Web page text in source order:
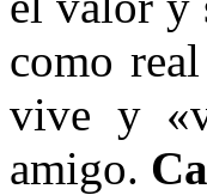
como
vive y
amigo.